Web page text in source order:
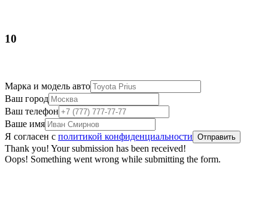
10
Марка и модель авто
Ваш город
Ваш телефон
Ваше имя
Я согласен с политикой конфиденциальности
Thank you! Your submission has been received!
Oops! Something went wrong while submitting the form.